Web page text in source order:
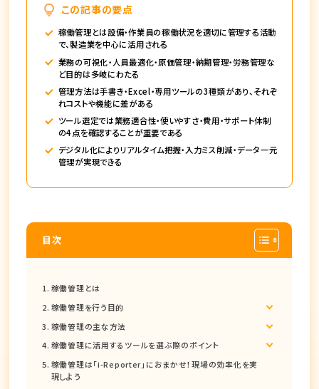
この記事の要点
稼働管理とは設備・作業員の稼働状況を適切に管理する活動
で、製造業を中心に活用される
業務の可視化・人員最適化・原価管理・納期管理・労務管理な
ど目的は多岐にわたる
管理方法は手書き・Excel・専用ツールの3種類があり、それぞ
れコストや機能に差がある
ツール選定では業務適合性・使いやすさ・費用・サポート体制
の4点を確認することが重要である
デジタル化によりリアルタイム把握・入力ミス削減・データ一元
管理が実現できる
目次
稼働管理とは
稼働管理を行う目的
稼働管理の主な方法
稼働管理に活用するツールを選ぶ際のポイント
稼働管理は「i-Reporter」におまかせ！現場の効率化を実
現しよう